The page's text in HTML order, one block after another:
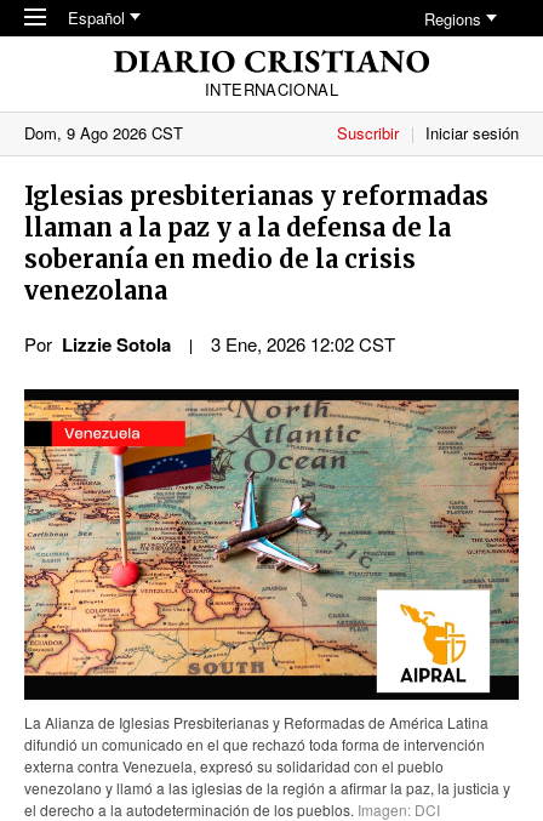
Skip to main content
Español Regions
INTERNACIONAL
Dom, 9 Ago 2026 CST
Suscribir Iniciar sesión
Iglesias presbiterianas y reformadas
llaman a la paz y a la defensa de la
soberanía en medio de la crisis
venezolana
Por Lizzie Sotola 3 Ene, 2026 12:02 CST
La Alianza de Iglesias Presbiterianas y Reformadas de América Latina
difundió un comunicado en el que rechazó toda forma de intervención
externa contra Venezuela, expresó su solidaridad con el pueblo
venezolano y llamó a las iglesias de la región a afirmar la paz, la justicia y
el derecho a la autodeterminación de los pueblos. Imagen: DCI